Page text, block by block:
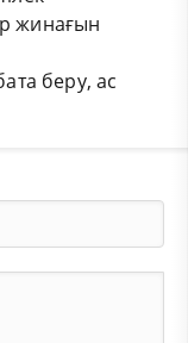
жинағын
беру, ас